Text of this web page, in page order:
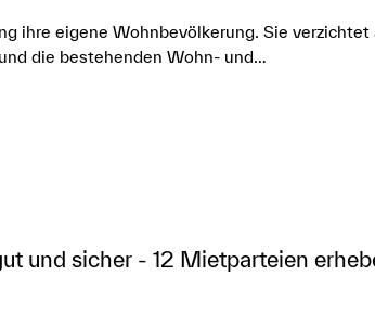
ihre eigene Wohnbevölkerung. Sie verzichtet
die bestehenden Wohn- und…
und sicher - 12 Mietparteien